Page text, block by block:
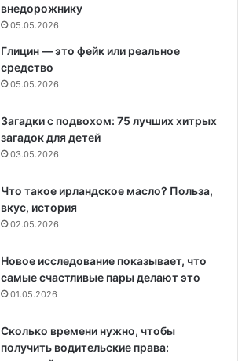
внедорожнику
05.05.2026
Глицин — это фейк или реальное
средство
05.05.2026
Загадки с подвохом: 75 лучших хитрых
загадок для детей
03.05.2026
Что такое ирландское масло? Польза,
вкус, история
02.05.2026
Новое исследование показывает, что
самые счастливые пары делают это
01.05.2026
Сколько времени нужно, чтобы
получить водительские права: